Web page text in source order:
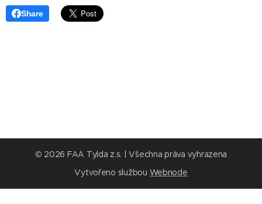
Share
© 2026 FAA Tylda z.s. | Všechna práva vyhrazena
Vytvořeno službou Webnode